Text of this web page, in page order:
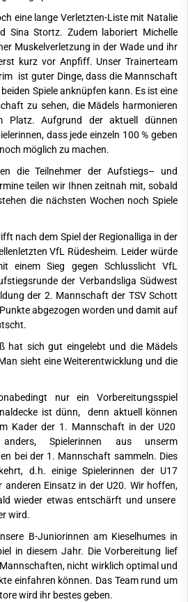
eine lange Verletzten-Liste mit Natalie
Sina Stortz. Zudem laboriert Michelle
Muskelverletzung in der Wade und ihr
kurz vor Anpfiff. Unser Trainerteam
ist guter Dinge, dass die Mannschaft
Spiele anknüpfen kann. Es ist eine
zu sehen, die Mädels harmonieren
Platz. Aufgrund der aktuell dünnen
dass jede einzeln 100 % geben
möglich zu machen.
die Teilnehmer der Aufstiegs– und
teilen wir Ihnen zeitnah mit, sobald
die nächsten Wochen noch Spiele
nach dem Spiel der Regionalliga in der
VfL Rüdesheim. Leider würde
einem Sieg gegen Schlusslicht VfL
der Verbandsliga Südwest
der 2. Mannschaft der TSV Schott
abgezogen worden und damit auf
hat sich gut eingelebt und die Mädels
sieht eine Weiterentwicklung und die
nur ein Vorbereitungsspiel
ist dünn, denn aktuell können
Kader der 1. Mannschaft in der U20
Spielerinnen aus unserm
bei der 1. Mannschaft sammeln. Dies
d.h. einige Spielerinnen der U17
anderen Einsatz in der U20. Wir hoffen,
wieder etwas entschärft und unsere
wird.
B-Juniorinnen am Kieselhumes in
in diesem Jahr. Die Vorbereitung lief
Mannschaften, nicht wirklich optimal und
einfahren können. Das Team rund um
wird ihr bestes geben.